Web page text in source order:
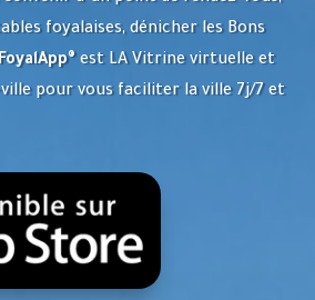
foyalaises, dénicher les Bons
est LA Vitrine virtuelle et
ville pour vous faciliter la ville 7j/7 et